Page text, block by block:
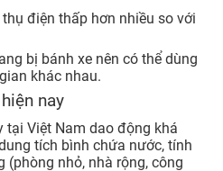
điện thấp hơn nhiều so với
bị bánh xe nên có thể dùng
khác nhau.
nay
tại Việt Nam dao động khá
tích bình chứa nước, tính
(phòng nhỏ, nhà rộng, công